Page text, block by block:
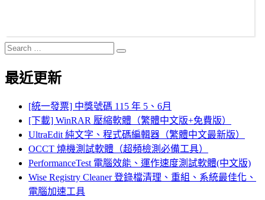
Search
for:
Search
最近更新
[統一發票] 中獎號碼 115 年 5、6月
[下載] WinRAR 壓縮軟體（繁體中文版+免費版）
UltraEdit 純文字、程式碼編輯器（繁體中文最新版）
OCCT 燒機測試軟體（超頻檢測必備工具）
PerformanceTest 電腦效能、運作速度測試軟體(中文版)
Wise Registry Cleaner 登錄檔清理、重組、系統最佳化、
電腦加速工具